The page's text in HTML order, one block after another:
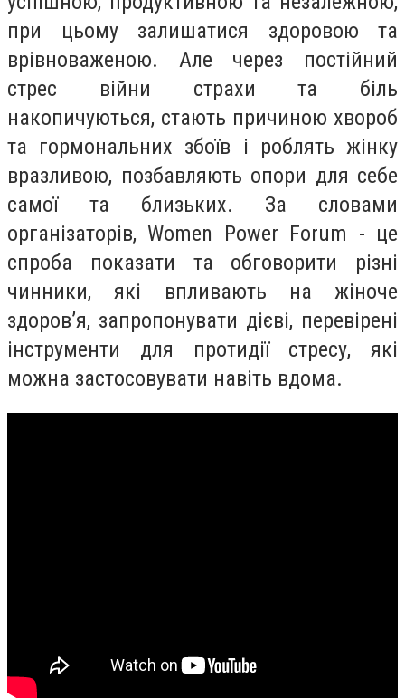
при цьому залишатися здоровою та
врівноваженою. Але через постійний
стрес війни страхи та біль
накопичуються, стають причиною хвороб
та гормональних збоїв і роблять жінку
вразливою, позбавляють опори для себе
самої та близьких. За словами
організаторів, Women Power Forum - це
спроба показати та обговорити різні
чинники, які впливають на жіноче
здоров’я, запропонувати дієві, перевірені
інструменти для протидії стресу, які
можна застосовувати навіть вдома.